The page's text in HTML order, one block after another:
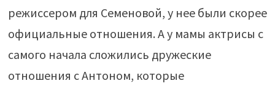
режиссером для Семеновой, у нее были скорее
официальные отношения. А у мамы актрисы с
самого начала сложились дружеские
отношения с Антоном, которые